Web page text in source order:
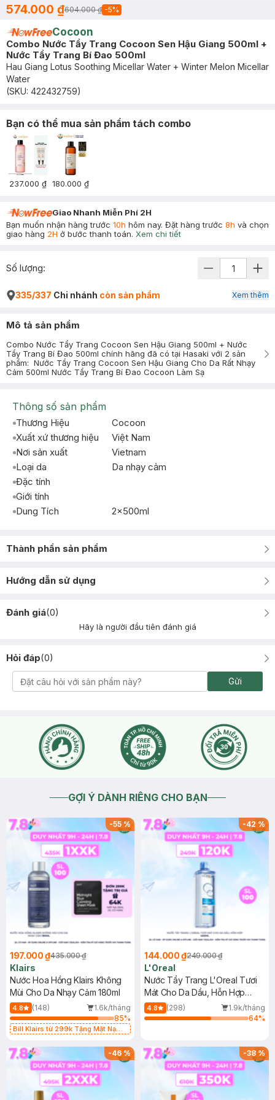
574.000 ₫604.000 ₫ -5%
Cocoon
Combo Nước Tẩy Trang Cocoon Sen Hậu Giang 500ml +
Nước Tẩy Trang Bí Đao 500ml
Hau Giang Lotus Soothing Micellar Water + Winter Melon Micellar
Water
(SKU: 422432759)
Bạn có thể mua sản phẩm tách combo
237.000 ₫ 180.000 ₫
Giao Nhanh Miễn Phí 2H
Bạn muốn nhận hàng trước 10h hôm nay. Đặt hàng trước 8h và chọn
giao hàng 2H ở bước thanh toán. Xem chi tiết
Số lượng:
335/337 Chi nhánh còn sản phẩm Xem thêm
Mô tả sản phẩm
Combo Nước Tẩy Trang Cocoon Sen Hậu Giang 500ml + Nước
Tẩy Trang Bí Đao 500ml chính hãng đã có tại Hasaki với 2 sản
phẩm: Nước Tẩy Trang Cocoon Sen Hậu Giang Cho Da Rất Nhạy
Cảm 500ml Nước Tẩy Trang Bí Đao Cocoon Làm Sạ
Thông số sản phẩm
Thương Hiệu
Cocoon
Xuất xứ thương hiệu
Việt Nam
Nơi sản xuất
Vietnam
Loại da
Da nhạy cảm
Đặc tính
Giới tính
Dung Tích
2x500ml
Thành phần sản phẩm
Hướng dẫn sử dụng
Đánh giá(0)
Hãy là người đầu tiên đánh giá
Hỏi đáp(0)
Gửi
GỢI Ý DÀNH RIÊNG CHO BẠN
-55%
197.000 ₫435.000 ₫
Klairs
Nước Hoa Hồng Klairs Không
Mùi Cho Da Nhạy Cảm 180ml
4.8 (148)
1.6k/tháng
85%
Bill Klairs từ 299k Tặng Mặt Nạ
25ml (SL Có Hạn)
-42%
144.000 ₫249.000 ₫
L'Oreal
Nước Tẩy Trang L'Oreal Tươi
Mát Cho Da Dầu, Hỗn Hợp
400ml
4.8 (298)
1.9k/tháng
64%
-46% -38%